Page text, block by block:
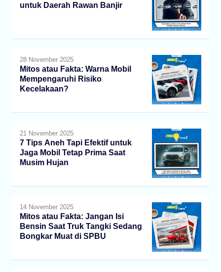
untuk Daerah Rawan Banjir
28 November 2025
Mitos atau Fakta: Warna Mobil
Mempengaruhi Risiko
Kecelakaan?
21 November 2025
7 Tips Aneh Tapi Efektif untuk
Jaga Mobil Tetap Prima Saat
Musim Hujan
14 November 2025
Mitos atau Fakta: Jangan Isi
Bensin Saat Truk Tangki Sedang
Bongkar Muat di SPBU